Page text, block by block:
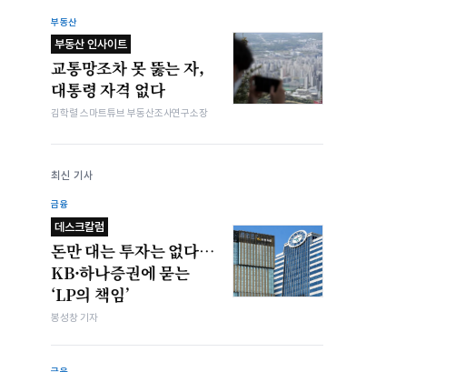
부동산
부동산 인사이트
교통망조차 못 뚫는 자,
대통령 자격 없다
김학렬 스마트튜브 부동산조사연구소장
최신 기사
금융
데스크칼럼
돈만 대는 투자는 없다…
KB·하나증권에 묻는
‘LP의 책임’
봉성창 기자